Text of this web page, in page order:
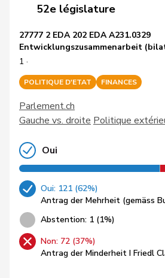
52e législature
27777 2 EDA 202 EDA A231.0329
Entwicklungszusammenarbeit
1 ·
POLITIQUE D'ETAT FINANCES
Parlement.ch
Gauche vs. droite Politique
Oui
Oui: 121 (62%)
Antrag der Mehrheit (gemäss
Abstention: 1 (1%)
Non: 72 (37%)
Antrag der Minderheit I Friedl